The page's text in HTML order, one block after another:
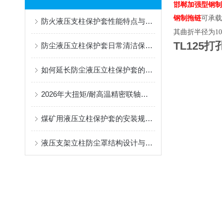
防火液压支柱保护套性能特点与阻燃防护应用
防尘液压立柱保护套日常清洁保养与更换规范
如何延长防尘液压立柱保护套的使用寿命？
2026年大扭矩/耐高温精密联轴器定制找哪家？能实现精准定制的优质厂家盘点
煤矿用液压立柱保护套的安装规范与使用寿命提升方案
液压支架立柱防尘罩结构设计与密封防护原理
邯郸加强型钢
钢制拖链可承
其曲折半径为
TL125打